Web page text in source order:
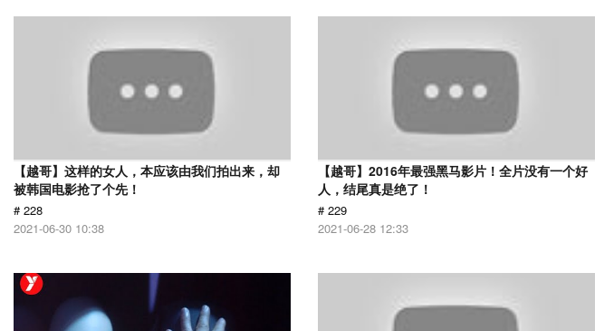
【越哥】这样的女人，本应该由我们拍出来，却
被韩国电影抢了个先！
# 228
2021-06-30 10:38
【越哥】2016年最强黑马影片！全片没有一个好
人，结尾真是绝了！
# 229
2021-06-28 12:33